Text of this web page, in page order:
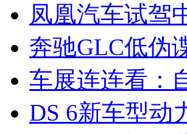
凤凰汽车试驾
奔驰GLC低伪
车展连连看：
DS 6新车型动